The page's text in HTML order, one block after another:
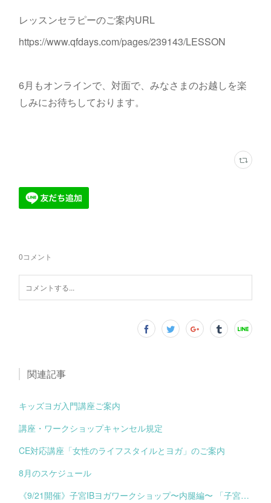
レッスンセラピーのご案内URL
https://www.qfdays.com/pages/239143/LESSON
6月もオンラインで、対面で、みなさまのお越しを楽
しみにお待ちしております。
0コメント
関連記事
キッズヨガ入門講座ご案内
講座・ワークショップキャンセル規定
CE対応講座「女性のライフスタイルとヨガ」のご案内
8月のスケジュール
《9/21開催》子宮IBヨガワークショップ〜内腿編〜 「子宮と私を支える、しなやかな軸を育てよう」のご案内